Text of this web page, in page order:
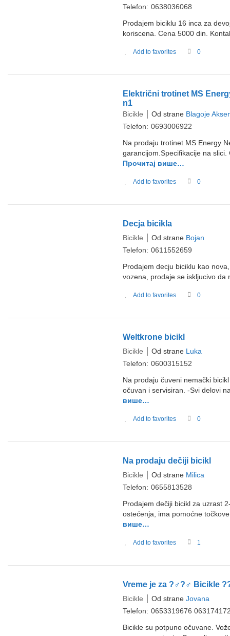
Telefon: 0638036068
Prodajem biciklu 16 inca za
koriscena. Cena 5000 din.
Add to favorites 0
Električni trotinet MS
n1
Bicikle Od strane Blagoje
Telefon: 0693006922
Na prodaju trotinet MS Energy
garancijom.Specifikacije na
Прочитај више…
Add to favorites 0
Decja bicikla
Bicikle Od strane Bojan
Telefon: 0611552659
Prodajem decju biciklu kao
vozena, prodaje se iskljucivo
Add to favorites 0
Weltkrone bicikl
Bicikle Od strane Luka
Telefon: 0600315152
Na prodaju čuveni nemački
očuvan i servisiran. -Svi delovi
више…
Add to favorites 0
Na prodaju dečiji bicikl
Bicikle Od strane Milica
Telefon: 0655813528
Prodajem dečiji bicikl za uzrast
ostećenja, ima pomoćne
више…
Add to favorites 1
Vreme je za ?‍♂️?‍♂️ Bicikle
Bicikle Od strane Jovana
Telefon: 0653319676
Bicikle su potpuno očuvane.